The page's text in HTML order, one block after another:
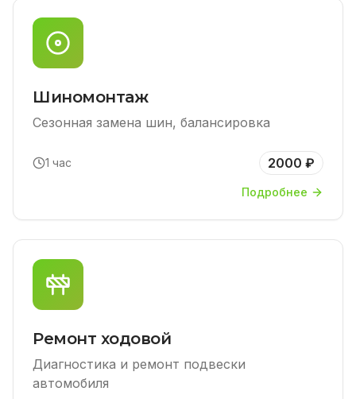
Шиномонтаж
Сезонная замена шин, балансировка
1 час 2000 ₽
Подробнее
Ремонт ходовой
Диагностика и ремонт подвески
автомобиля